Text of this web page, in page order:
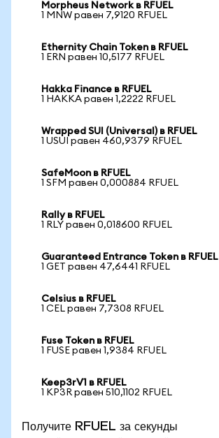
Morpheus Network в RFUEL
1 MNW равен 7,9120 RFUEL
Ethernity Chain Token в RFUEL
1 ERN равен 10,5177 RFUEL
Hakka Finance в RFUEL
1 HAKKA равен 1,2222 RFUEL
Wrapped SUI (Universal) в RFUEL
1 USUI равен 460,9379 RFUEL
SafeMoon в RFUEL
1 SFM равен 0,000884 RFUEL
Rally в RFUEL
1 RLY равен 0,018600 RFUEL
Guaranteed Entrance Token в RFUEL
1 GET равен 47,6441 RFUEL
Celsius в RFUEL
1 CEL равен 7,7308 RFUEL
Fuse Token в RFUEL
1 FUSE равен 1,9384 RFUEL
Keep3rV1 в RFUEL
1 KP3R равен 510,1102 RFUEL
Получите RFUEL за секунды